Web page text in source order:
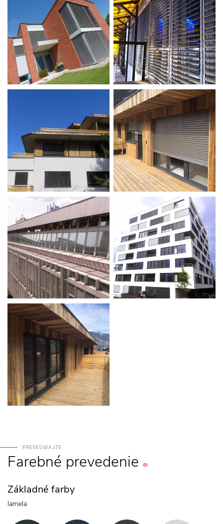
PRESKÚMAJTE
Farebné prevedenie
Základné farby
lamela